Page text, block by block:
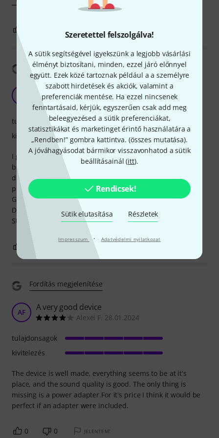
Szeretettel felszolgálva!
A sütik segítségével igyekszünk a legjobb vásárlási
élményt biztosítani, minden, ezzel járó előnnyel
együtt. Ezek közé tartoznak például a a személyre
szabott hirdetések és akciók, valamint a
preferenciák mentése. Ha ezzel nincsenek
fenntartásaid, kérjük, egyszerűen csak add meg
beleegyezésed a sütik preferenciákat,
statisztikákat és marketinget érintő használatára a
„Rendben!” gombra kattintva. (összes mutatása).
A jóváhagyásodat bármikor visszavonhatod a sütik
beállításainál (itt).
Rendicsek!
Sütik elutasítása Részletek
Impresszum · Adatvédelmi nyilatkozat
Fordítás megjelenítése
3 amp solution
Anonim 05.12.2022
I got this beauty to realize my 3 amp setup. I switch
between twin, jmp, and recto for clean, crunch, and
distortion with no hassles or ground loops. Works on 9v
provided from a power bank and 5 to 9dc converter.
Good for switching channels on twin reverb as well.
Did not get a chance or patience to program it as yet.
Sturdy and dependable.
tulajdonsagok
kivitelezés
JELENTEM!
Fordítás megjelenítése
AF A very good device
Alexei F. 28.01.2024
The device is well made, everything seems to be at it's
place, and the sound quality is good. The only thing is
missing is a power adapter.For it's price I think it would be
perfect if an adapter were included.
tulajdonsagok
kivitelezés
0 0 JELENTEM!